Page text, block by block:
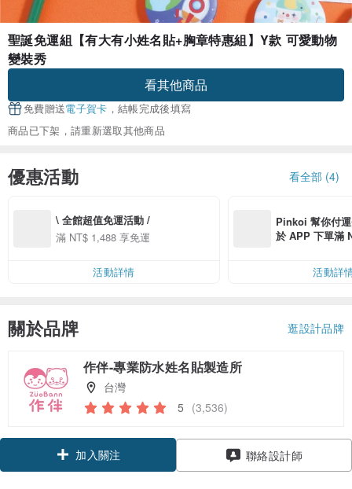
聖誕免運組【有大有小姓名貼+胸章特惠組】Y款 可愛動物
變裝秀
看其他商品
免費贈送電子賀卡 ，結帳完成後填寫
商品已下架，請重新選取其他商品
優惠活動 看全部 (4)
\ 全館超值免運活動 /
滿 NT$ 1,488 享免運
活動詳情
Pinkoi 幫你付
於 APP 下單滿
活動詳
關於品牌 逛設計品牌
作伴-專業防水姓名貼製造所
台灣
5 (3,536)
加入關注 聯絡設計師